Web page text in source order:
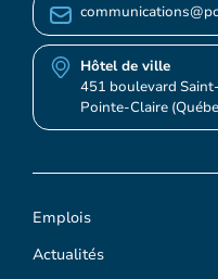
Emplois
Actualités
Hôtel de ville
451 boulevard
Pointe-Claire